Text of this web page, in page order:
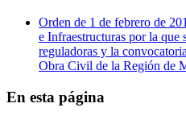
Orden de 1 de febrero de
e Infraestructuras por la que
reguladoras y la
Obra Civil de la Región de
En esta página